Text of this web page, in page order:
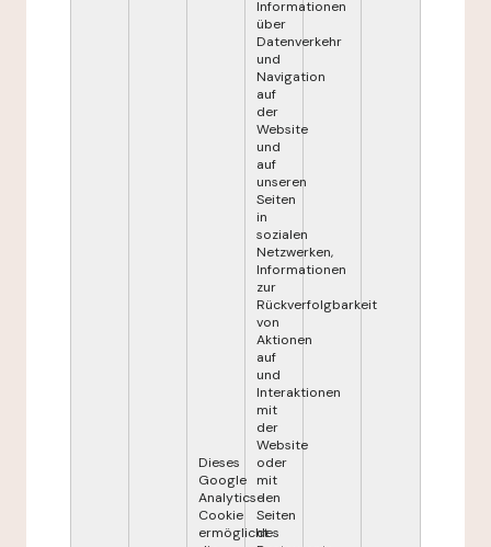
Dieses
Google
Analytics-
Cookie
ermöglicht
Informationen
über
Datenverkehr
und
Navigation
auf
der
Website
und
auf
unseren
Seiten
in
sozialen
Netzwerken,
Informationen
zur
Rückverfolgbarkeit
von
Aktionen
auf
und
Interaktionen
mit
der
Website
oder
mit
den
Seiten
des